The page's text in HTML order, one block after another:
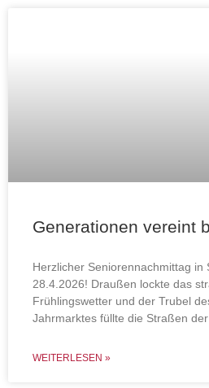
Generationen vereint
Herzlicher Seniorennachmittag in
28.4.2026! Draußen lockte das
Frühlingswetter und der Trubel
Jahrmarktes füllte die Straßen
WEITERLESEN »